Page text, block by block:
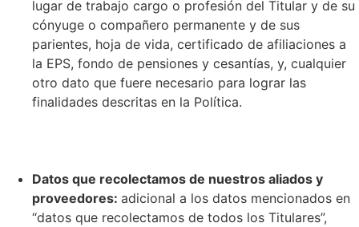
lugar de trabajo cargo o profesión del Titular y de su
cónyuge o compañero permanente y de sus
parientes, hoja de vida, certificado de afiliaciones a
la EPS, fondo de pensiones y cesantías, y, cualquier
otro dato que fuere necesario para lograr las
finalidades descritas en la Política.
Datos que recolectamos de nuestros aliados y
proveedores: adicional a los datos mencionados en
“datos que recolectamos de todos los Titulares”,